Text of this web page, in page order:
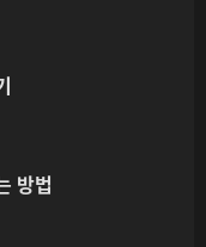
방법